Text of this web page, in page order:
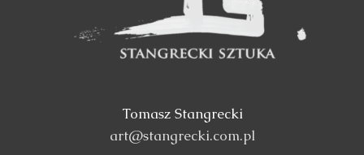
Tomasz Stangrecki
art@stangrecki.com.pl